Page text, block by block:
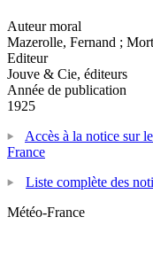
Auteur moral
Mazerolle, Fernand ;
Editeur
Jouve & Cie, éditeurs
Année de publication
1925
Accès à la notice sur
France
Liste complète des
Météo-France